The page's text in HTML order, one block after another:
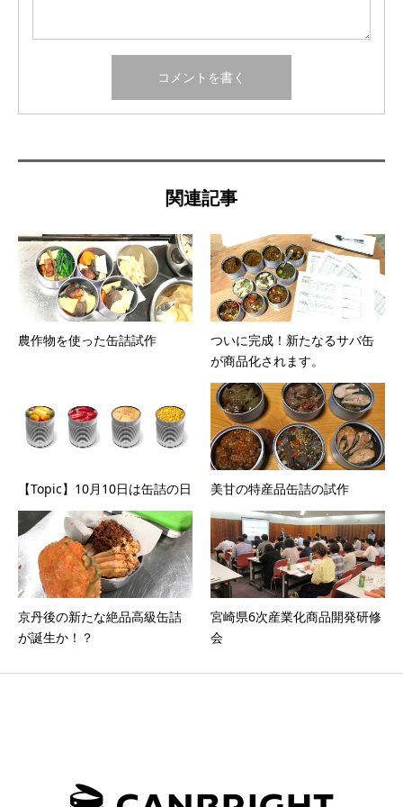
関連記事
農作物を使った缶詰試作
ついに完成！新たなるサバ缶
が商品化されます。
【Topic】10月10日は缶詰の日 美甘の特産品缶詰の試作
京丹後の新たな絶品高級缶詰
が誕生か！？
宮崎県6次産業化商品開発研修
会